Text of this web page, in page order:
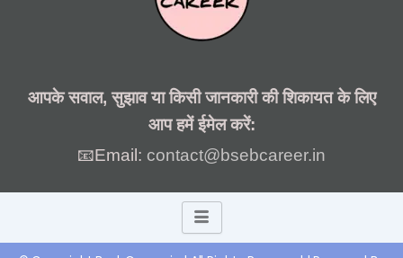
आपके सवाल, सुझाव या किसी जानकारी की शिकायत के लिए
आप हमें ईमेल करें:
📧Email: contact@bsebcareer.in